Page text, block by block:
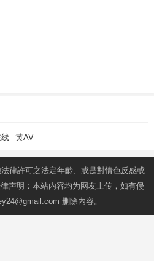
黄AV
律許可之法定年齡、或是對情色反感或
声明：本站内容均为网友上传，如有侵
删除内容。